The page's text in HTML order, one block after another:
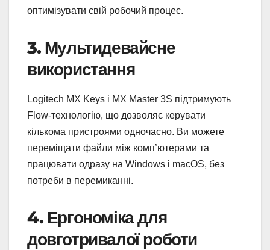
оптимізувати свій робочий процес.
3. Мультидевайсне
використання
Logitech MX Keys і MX Master 3S підтримують
Flow-технологію, що дозволяє керувати
кількома пристроями одночасно. Ви можете
переміщати файли між комп’ютерами та
працювати одразу на Windows і macOS, без
потреби в перемиканні.
4. Ергономіка для
довготривалої роботи